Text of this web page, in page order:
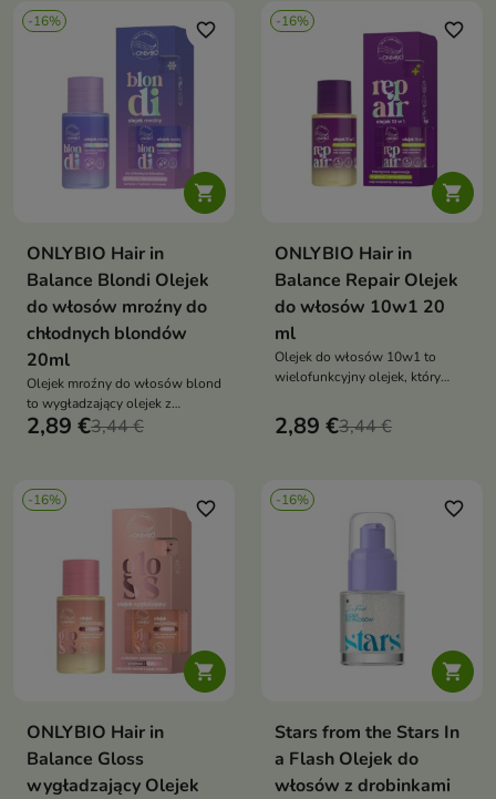
-16%

favorite_border
ONLYBIO Hair in
Balance Blondi Olejek
do włosów mroźny do
chłodnych blondów
20ml
Olejek mroźny do włosów blond
to wygładzający olejek z
drobinkami, który nadaje
2,89 €3,44 €
-16%

favorite_border
ONLYBIO Hair in
Balance Repair Olejek
do włosów 10w1 20
ml
Olejek do włosów 10w1 to
wielofunkcyjny olejek, który
włosy, zapewniając im miękkość,
blask i zdrowy wygląd
2,89 €3,44 €
-16%

favorite_border
ONLYBIO Hair in
Balance Gloss
wygładzający Olejek
-16%

favorite_border
Stars from the Stars In
a Flash Olejek do
włosów z drobinkami